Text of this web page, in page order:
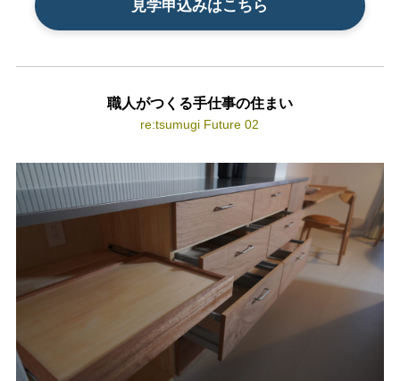
見学申込みはこちら
職人がつくる手仕事の住まい
re:tsumugi Future 02